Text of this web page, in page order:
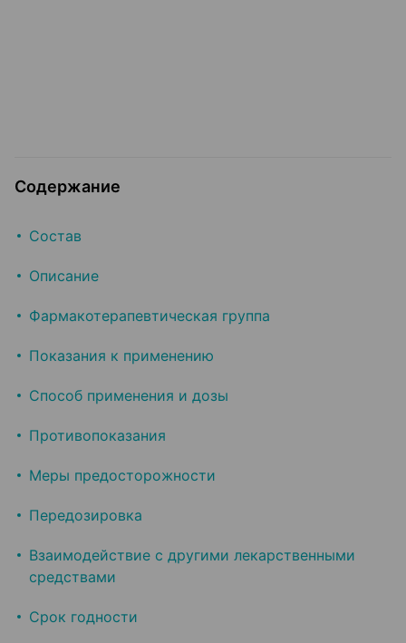
Содержание
Состав
Описание
Фармакотерапевтическая группа
Показания к применению
Способ применения и дозы
Противопоказания
Меры предосторожности
Передозировка
Взаимодействие с другими лекарственными
средствами
Срок годности